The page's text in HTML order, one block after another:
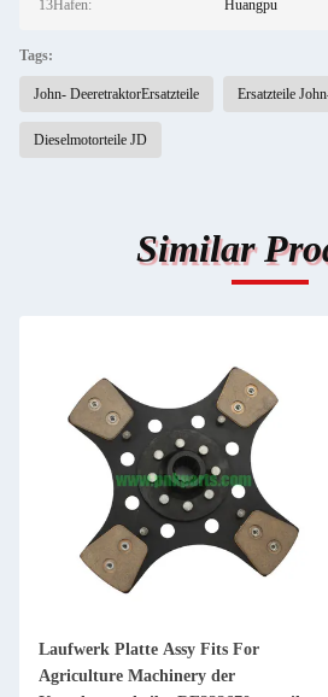
13Hafen: Huangpu
Tags:
John- DeeretraktorErsatzteile Ersatzteile
Dieselmotorteile JD
Similar
Laufwerk Platte Assy Fits For
Agriculture Machinery der